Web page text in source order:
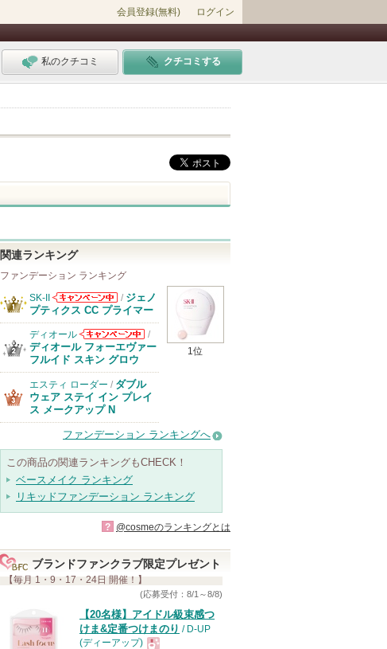
会員登録(無料) ログイン
私のクチコミ クチコミする
関連ランキング
ファンデーション ランキング
1位
SK-II
SK-IIからのお
知らせがありま
す
/ ジェノ
プティクス CC プライマー
ディオール
ディオールから
のお知らせがあ
/
ディオール フォーエヴァー
フルイド スキン グロウ
エスティ ローダー / ダブル
ウェア ステイ イン プレイ
ス メークアップ N
ファンデーション ランキングへ
この商品の関連ランキングもCHECK！
ベースメイク ランキング
リキッドファンデーション ランキング
? @cosmeのランキングとは
ブランドファンクラブ限定プレゼント
【毎月 1・9・17・24日 開催！】
(応募受付：8/1～8/8)
【20名様】アイドル級束感つ
けま&定番つけまのり / D-UP
(ディーアップ)